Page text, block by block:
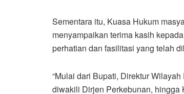
Sementara itu, Kuasa Hukum
menyampaikan terima kasih
perhatian dan fasilitasi yang telah
“Mulai dari Bupati, Direktur
diwakili Dirjen Perkebunan, hingga